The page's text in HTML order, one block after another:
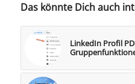
Das könnte Dich auch
LinkedIn Profil